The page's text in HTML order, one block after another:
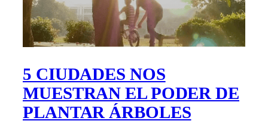
5 CIUDADES NOS
MUESTRAN EL PODER DE
PLANTAR ÁRBOLES